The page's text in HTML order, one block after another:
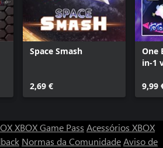
Space Smash
2,69 €
One
in-1
9,99
XBOX Game Pass Acessórios XBOX
Normas da ComunidadeAviso de